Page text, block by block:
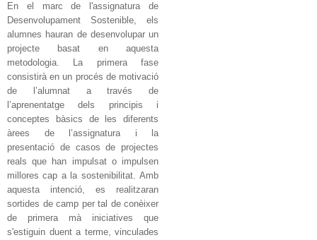
En el marc de l'assignatura de
Desenvolupament Sostenible, els
alumnes hauran de desenvolupar un
projecte basat en aquesta
metodologia. La primera fase
consistirà en un procés de motivació
de l’alumnat a través de
l’aprenentatge dels principis i
conceptes bàsics de les diferents
àrees de l’assignatura i la
presentació de casos de projectes
reals que han impulsat o impulsen
millores cap a la sostenibilitat. Amb
aquesta intenció, es realitzaran
sortides de camp per tal de conèixer
de primera mà iniciatives que
s'estiguin duent a terme, vinculades